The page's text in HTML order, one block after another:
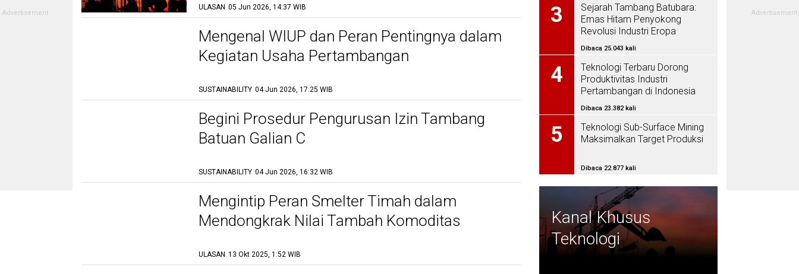
ULASAN 05 Jun 2026, 14:37 WIB
Mengenal WIUP dan Peran Pentingnya dalam
Kegiatan Usaha Pertambangan
SUSTAINABILITY 04 Jun 2026, 17:25 WIB
Begini Prosedur Pengurusan Izin Tambang
Batuan Galian C
SUSTAINABILITY 04 Jun 2026, 16:32 WIB
Mengintip Peran Smelter Timah dalam
Mendongkrak Nilai Tambah Komoditas
ULASAN 13 Okt 2025, 1:52 WIB
3
Sejarah Tambang Batubara:
Emas Hitam Penyokong
Revolusi Industri Eropa
Dibaca 25.043 kali
4
Teknologi Terbaru Dorong
Produktivitas Industri
Pertambangan di Indonesia
Dibaca 23.382 kali
5
Teknologi Sub-Surface Mining
Maksimalkan Target Produksi
Dibaca 22.877 kali
Kanal Khusus
Teknologi